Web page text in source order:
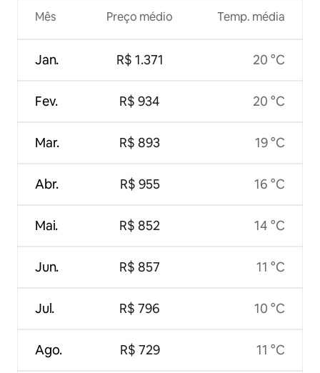
Mês
Jan.
Fev.
Mar.
Abr.
Mai.
Jun.
Jul.
Ago.
Preço médio
R$ 1.371
R$ 934
R$ 893
R$ 955
R$ 852
R$ 857
R$ 796
R$ 729
Temp. média
20 °C
20 °C
19 °C
16 °C
14 °C
11 °C
10 °C
11 °C